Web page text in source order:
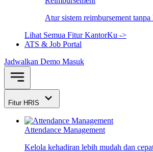
Atur sistem reimbursement
Lihat Semua Fitur KantorKu ->
ATS & Job Portal
Jadwalkan Demo Masuk
Fitur HRIS
Attendance Management
Kelola kehadiran lebih mudah dan